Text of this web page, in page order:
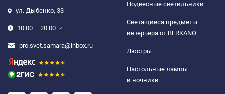
ул. Дыбенко, 33
10:00 – 20:00
pro.svet.samara@inbox.ru
Подвесные светильники
Светящиеся предметы
интерьера от BERKANO
Люстры
Настольные лампы
и ночники